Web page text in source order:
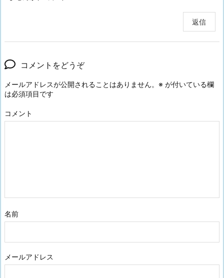
返信
コメントをどうぞ
メールアドレスが公開されることはありません。 ※ が付いている欄
は必須項目です
コメント
名前
メールアドレス